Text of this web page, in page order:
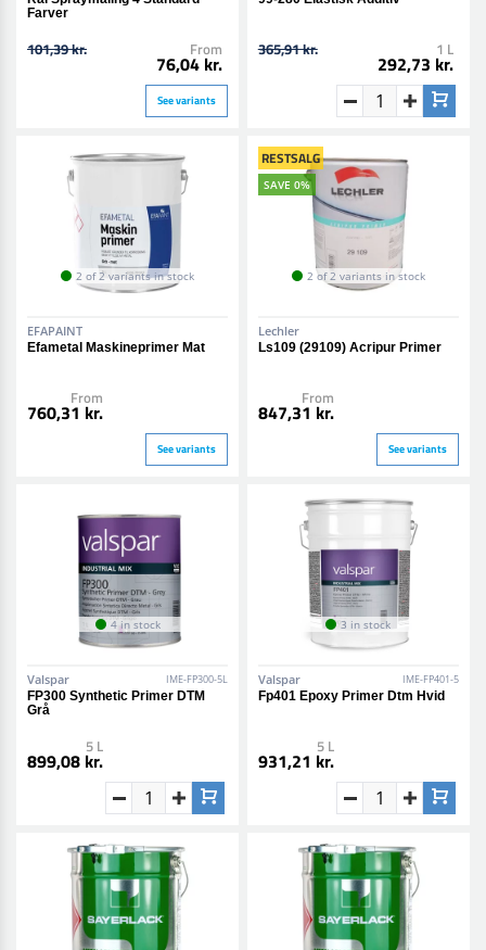
Farver
101,39 kr. From
76,04 kr.
See variants
365,91 kr. 1 L
292,73 kr.
2 of 2 variants in stock
EFAPAINT
Efametal Maskineprimer Mat
From
760,31 kr.
See variants
RESTSALG
SAVE 0%
2 of 2 variants in stock
Lechler
Ls109 (29109) Acripur Primer
From
847,31 kr.
See variants
4 in stock
Valspar IME-FP300-5L
FP300 Synthetic Primer DTM
Grå
5 L
899,08 kr.
3 in stock
Valspar IME-FP401-5
Fp401 Epoxy Primer Dtm Hvid
5 L
931,21 kr.